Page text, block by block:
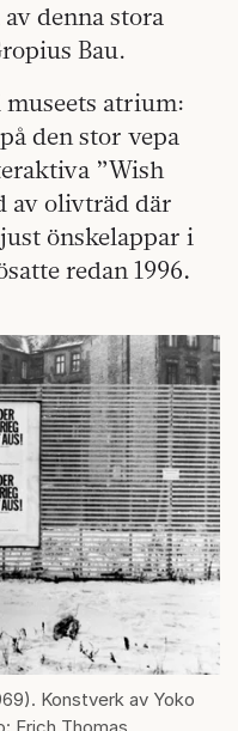
denna stora
Bau.
museets atrium:
den stor vepa
”Wish
av olivträd där
önskelappar i
redan 1996.
Konstverk av Yoko